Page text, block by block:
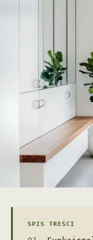
SPIS TREŚCI